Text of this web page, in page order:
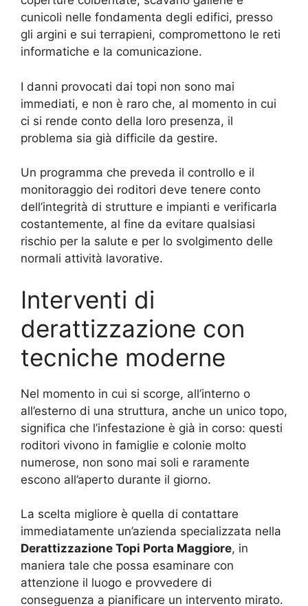
cunicoli nelle fondamenta degli edifici, presso
gli argini e sui terrapieni, compromettono le reti
informatiche e la comunicazione.
I danni provocati dai topi non sono mai
immediati, e non è raro che, al momento in cui
ci si rende conto della loro presenza, il
problema sia già difficile da gestire.
Un programma che preveda il controllo e il
monitoraggio dei roditori deve tenere conto
dell’integrità di strutture e impianti e verificarla
costantemente, al fine da evitare qualsiasi
rischio per la salute e per lo svolgimento delle
normali attività lavorative.
Interventi di
derattizzazione con
tecniche moderne
Nel momento in cui si scorge, all’interno o
all’esterno di una struttura, anche un unico topo,
significa che l’infestazione è già in corso: questi
roditori vivono in famiglie e colonie molto
numerose, non sono mai soli e raramente
escono all’aperto durante il giorno.
La scelta migliore è quella di contattare
immediatamente un’azienda specializzata nella
Derattizzazione Topi Porta Maggiore, in
maniera tale che possa esaminare con
attenzione il luogo e provvedere di
conseguenza a pianificare un intervento mirato.